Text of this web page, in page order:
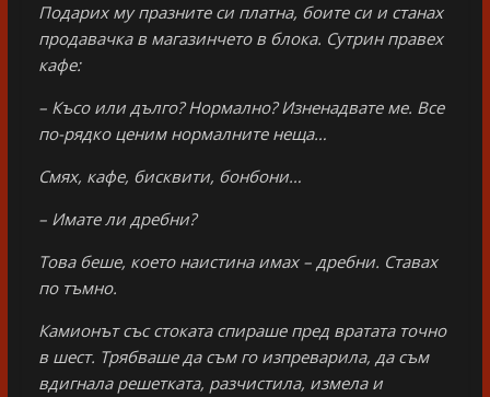
Подарих му празните си платна, боите си и станах
продавачка в магазинчето в блока. Сутрин правех
кафе:
– Късо или дълго? Нормално? Изненадвате ме. Все
по-рядко ценим нормалните неща…
Смях, кафе, бисквити, бонбони…
– Имате ли дребни?
Това беше, което наистина имах – дребни. Ставах
по тъмно.
Камионът със стоката спираше пред вратата точно
в шест. Трябваше да съм го изпреварила, да съм
вдигнала решетката, разчистила, измела и